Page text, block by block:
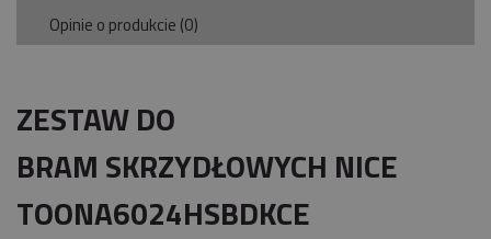
Opinie o produkcie (0)
ZESTAW DO
BRAM SKRZYDŁOWYCH NICE
TOONA6024HSBDKCE